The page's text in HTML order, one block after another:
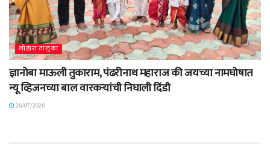
लोहारा तालुका
ज्ञानोबा माऊली तुकाराम, पंढरीनाथ महाराज की जयच्या नामघोषात
न्यू व्हिजनच्या बाल वारकऱ्यांची निघाली दिंडी
26/07/2026